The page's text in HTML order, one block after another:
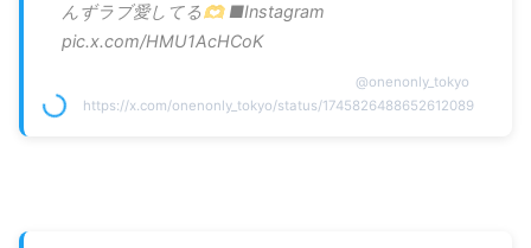
んずラブ愛してる🫶 ■Instagram
pic.x.com/HMU1AcHCoK
@onenonly_tokyo
https://x.com/onenonly_tokyo/status/1745826488652612089